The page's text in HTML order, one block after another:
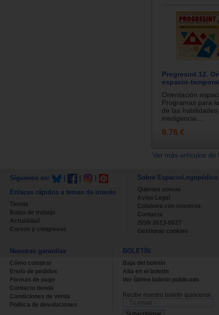
Progresint 12.
espacio-
Orientación
Programas para
de las
inteligencia....
9.76 €
Ver más artículos
Síguenos en:
Enlaces rápidos a temas de interés
Tienda
Bolsa de trabajo
Actualidad
Cursos y congresos
Sobre EspacioLogopédico
Quienes somos
Aviso Legal
Colabora con nosotros
Contacta
ISSN 2013-0627
Gestionar cookies
Nuestras garantías
Cómo comprar
Envío de pedidos
Formas de pago
Contacto tienda
Condiciones de venta
Política de devoluciones
BOLETÍN
Baja del boletin
Alta en el boletin
Ver último boletin publicado
Recibe nuestro boletín quincenal.